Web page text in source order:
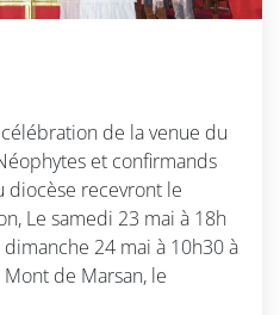
de la venue du
et confirmands
diocèse recevront le
Le samedi 23 mai à 18h
24 mai à 10h30 à
de Marsan, le